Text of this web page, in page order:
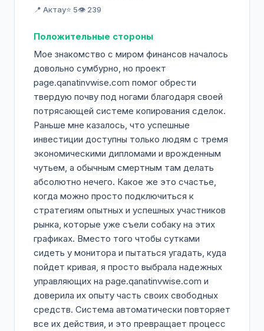
сегодня!
📍 Актау⭐ 5👁️ 239
Положительные стороны
Мое знакомство с миром финансов началось
довольно сумбурно, но проект
page.qanatinvwise.com помог обрести
твердую почву под ногами благодаря своей
потрясающей системе копирования сделок.
Раньше мне казалось, что успешные
инвестиции доступны только людям с тремя
экономическими дипломами и врожденным
чутьем, а обычным смертным там делать
абсолютно нечего. Какое же это счастье,
когда можно просто подключиться к
стратегиям опытных и успешных участников
рынка, которые уже съели собаку на этих
графиках. Вместо того чтобы сутками
сидеть у монитора и пытаться угадать, куда
пойдет кривая, я просто выбрала надежных
управляющих на page.qanatinvwise.com и
доверила их опыту часть своих свободных
средств. Система автоматически повторяет
все их действия, и это превращает процесс